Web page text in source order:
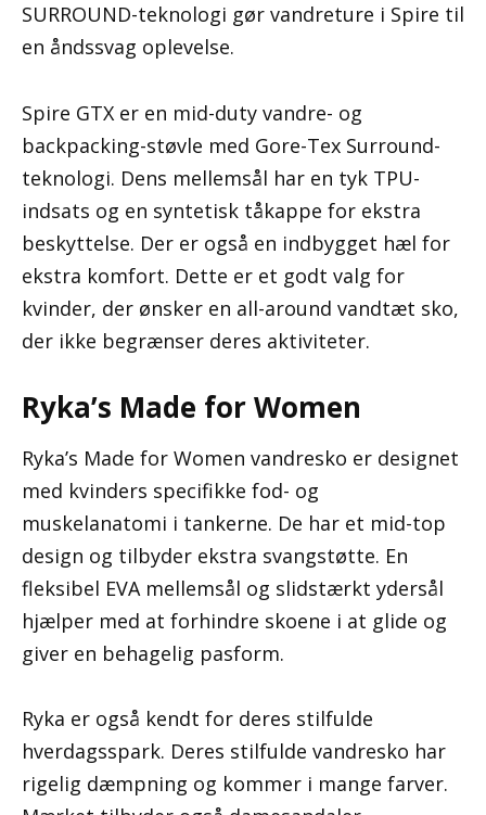
SURROUND-teknologi gør vandreture i Spire til
en åndssvag oplevelse.
Spire GTX er en mid-duty vandre- og
backpacking-støvle med Gore-Tex Surround-
teknologi. Dens mellemsål har en tyk TPU-
indsats og en syntetisk tåkappe for ekstra
beskyttelse. Der er også en indbygget hæl for
ekstra komfort. Dette er et godt valg for
kvinder, der ønsker en all-around vandtæt sko,
der ikke begrænser deres aktiviteter.
Ryka’s Made for Women
Ryka’s Made for Women vandresko er designet
med kvinders specifikke fod- og
muskelanatomi i tankerne. De har et mid-top
design og tilbyder ekstra svangstøtte. En
fleksibel EVA mellemsål og slidstærkt ydersål
hjælper med at forhindre skoene i at glide og
giver en behagelig pasform.
Ryka er også kendt for deres stilfulde
hverdagsspark. Deres stilfulde vandresko har
rigelig dæmpning og kommer i mange farver.